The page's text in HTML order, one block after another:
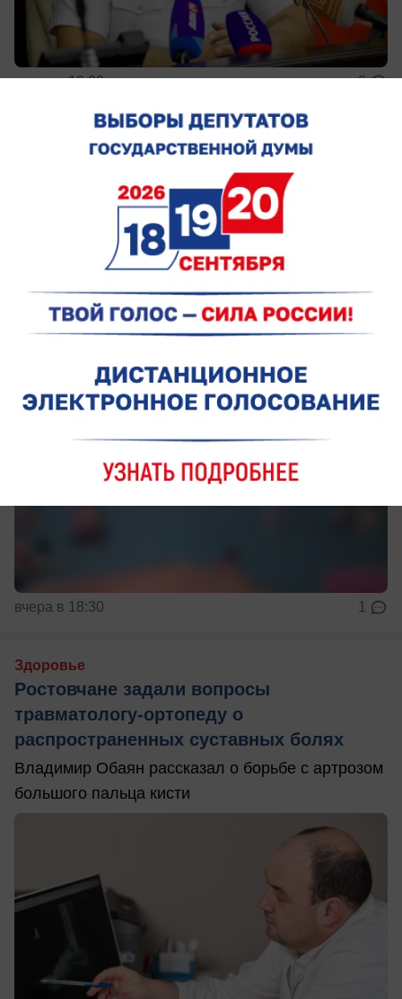
вчера в 19:00 0
Семьям погибших в Архипо-Осиповке
детей из Ростовской области выплатят
около 2 миллионов рублей
Дополнительную помощь получат также
раненые земляки, которые проходят лечение в
Краснодаре
вчера в 18:30 1
Здоровье
Ростовчане задали вопросы
травматологу-ортопеду о
распространенных суставных болях
Владимир Обаян рассказал о борьбе с артрозом
большого пальца кисти